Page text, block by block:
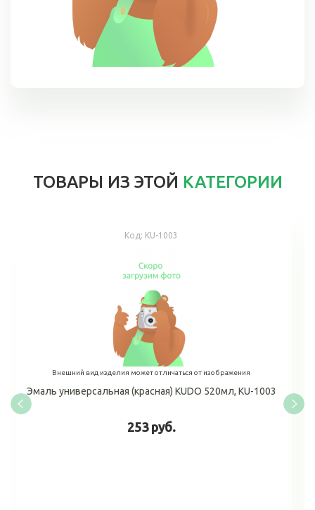
ТОВАРЫ ИЗ ЭТОЙ КАТЕГОРИИ
Код: KU-1003
Внешний вид изделия может отличаться от изображения
Эмаль универсальная (красная) KUDO 520мл, KU-1003
253 руб.